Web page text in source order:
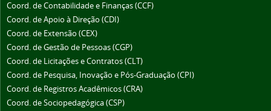
Coord. de Contabilidade e Finanças (CCF)
Coord. de Apoio à Direção (CDI)
Coord. de Extensão (CEX)
Coord. de Gestão de Pessoas (CGP)
Coord. de Licitações e Contratos (CLT)
Coord. de Pesquisa, Inovação e Pós-Graduação (CPI)
Coord. de Registros Acadêmicos (CRA)
Coord. de Sociopedagógica (CSP)